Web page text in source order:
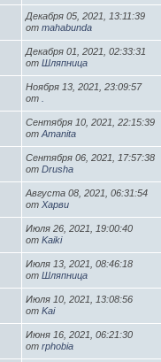
Декабря 05, 2021, 13:11:39
отmahabunda
Декабря 01, 2021, 02:33:31
отШляпница
Ноября 13, 2021, 23:09:57
от
Сентября 10, 2021, 22:15:39
отAmanita
Сентября 06, 2021, 17:57:38
отDrusha
Августа 08, 2021, 06:31:54
от Харви
Июля 26, 2021, 19:00:40
отKaiki
Июля 13, 2021, 08:46:18
отШляпница
Июля 10, 2021, 13:08:56
отKai
Июня 16, 2021, 06:21:30
отrphobia